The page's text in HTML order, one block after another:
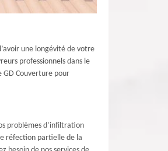
une longévité de votre
professionnels dans le
GD Couverture pour
problèmes d’infiltration
réfection partielle de la